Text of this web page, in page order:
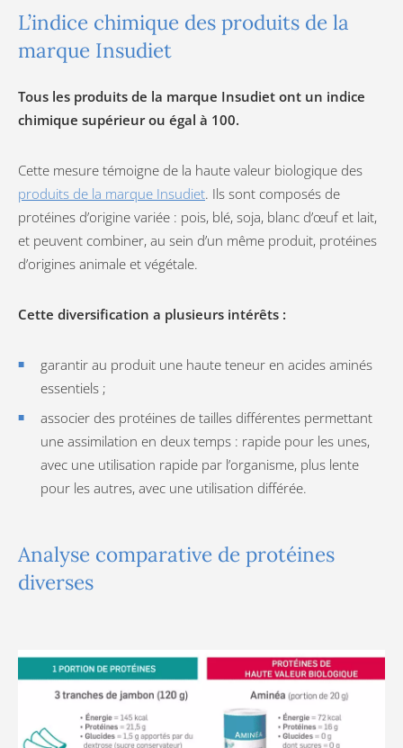
L’indice chimique des produits de la
marque Insudiet
Tous les produits de la marque Insudiet ont un indice
chimique supérieur ou égal à 100.
Cette mesure témoigne de la haute valeur biologique des
produits de la marque Insudiet. Ils sont composés de
protéines d’origine variée : pois, blé, soja, blanc d’œuf et lait,
et peuvent combiner, au sein d’un même produit, protéines
d’origines animale et végétale.
Cette diversification a plusieurs intérêts :
garantir au produit une haute teneur en acides aminés
essentiels ;
associer des protéines de tailles différentes permettant
une assimilation en deux temps : rapide pour les unes,
avec une utilisation rapide par l’organisme, plus lente
pour les autres, avec une utilisation différée.
Analyse comparative de protéines
diverses